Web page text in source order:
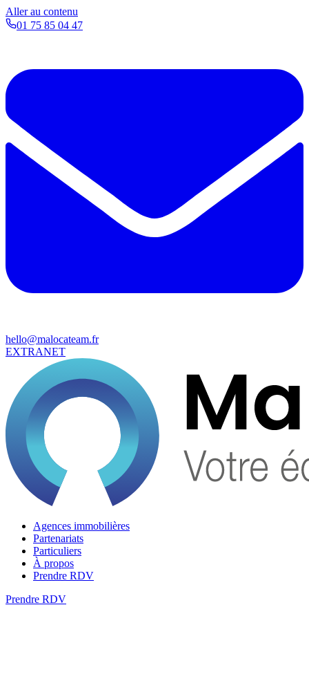
Aller au contenu
01 75 85 04 47
hello@malocateam.fr
EXTRANET
Agences immobilières
Partenariats
Particuliers
À propos
Prendre RDV
Prendre RDV